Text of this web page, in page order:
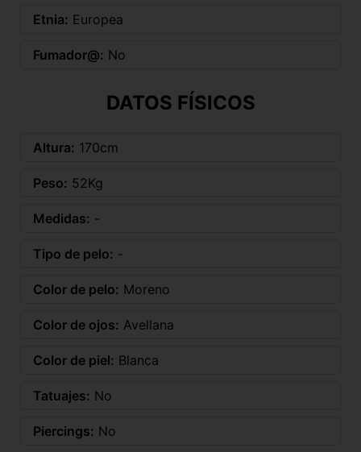
Etnia: Europea
Fumador@: No
DATOS FÍSICOS
Altura: 170cm
Peso: 52Kg
Medidas: -
Tipo de pelo: -
Color de pelo: Moreno
Color de ojos: Avellana
Color de piel: Blanca
Tatuajes: No
Piercings: No